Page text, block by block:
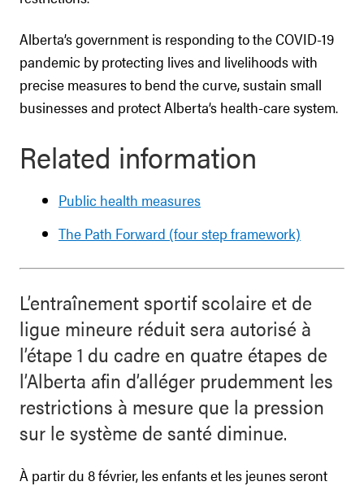
Alberta’s government is responding to the COVID-19
pandemic by protecting lives and livelihoods with
precise measures to bend the curve, sustain small
businesses and protect Alberta’s health-care system.
Related information
Public health measures
The Path Forward (four step framework)
L’entraînement sportif scolaire et de
ligue mineure réduit sera autorisé à
l’étape 1 du cadre en quatre étapes de
l’Alberta afin d’alléger prudemment les
restrictions à mesure que la pression
sur le système de santé diminue.
À partir du 8 février, les enfants et les jeunes seront